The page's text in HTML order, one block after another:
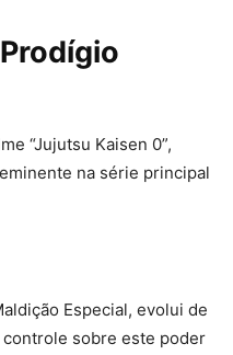
“Jujutsu Kaisen 0”,
na série principal
Especial, evolui de
sobre este poder